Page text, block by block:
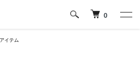
0
イテム